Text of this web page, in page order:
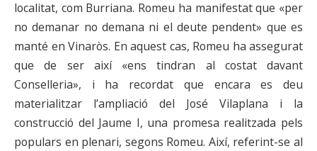
localitat, com Burriana. Romeu ha manifestat que «per
no demanar no demana ni el deute pendent» que es
manté en Vinaròs. En aquest cas, Romeu ha assegurat
que de ser així «ens tindran al costat davant
Conselleria», i ha recordat que encara es deu
materialitzar l’ampliació del José Vilaplana i la
construcció del Jaume I, una promesa realitzada pels
populars en plenari, segons Romeu. Així, referint-se al